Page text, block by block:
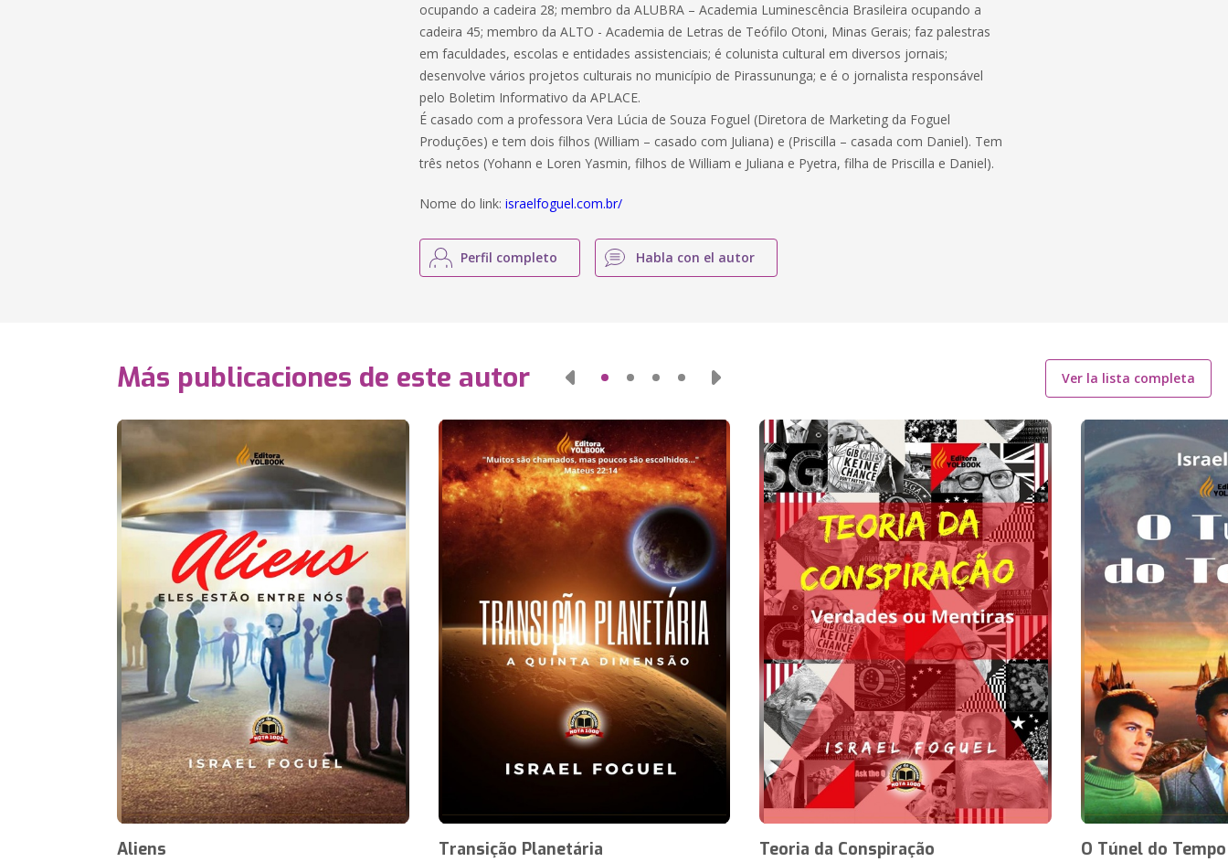
ocupando a cadeira 28; membro da ALUBRA – Academia Luminescência Brasileira ocupando a
cadeira 45; membro da ALTO - Academia de Letras de Teófilo Otoni, Minas Gerais; faz palestras
em faculdades, escolas e entidades assistenciais; é colunista cultural em diversos jornais;
desenvolve vários projetos culturais no município de Pirassununga; e é o jornalista responsável
pelo Boletim Informativo da APLACE.
É casado com a professora Vera Lúcia de Souza Foguel (Diretora de Marketing da Foguel
Produções) e tem dois filhos (William – casado com Juliana) e (Priscilla – casada com Daniel). Tem
três netos (Yohann e Loren Yasmin, filhos de William e Juliana e Pyetra, filha de Priscilla e Daniel).
Nome do link:israelfoguel.com.br/
Perfil completo Habla con el autor
Más publicaciones de este autor Ver la lista completa
Aliens Transição Planetária Teoria da Conspiração O Túnel do Tempo